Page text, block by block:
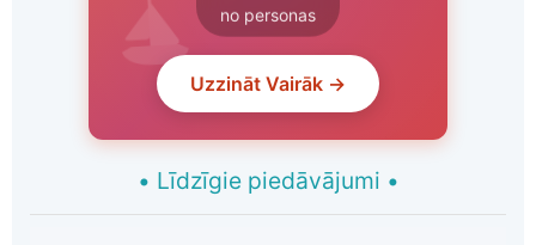
no personas
Uzzināt Vairāk →
• Līdzīgie piedāvājumi •